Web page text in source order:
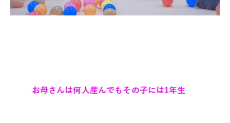
お母さんは何人産んでもその子には1年生